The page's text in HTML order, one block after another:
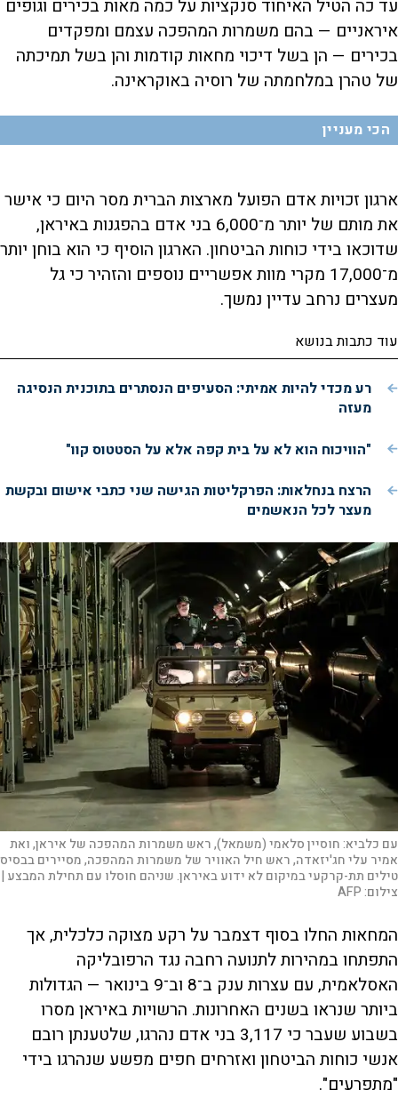
עד כה הטיל האיחוד סנקציות על כמה מאות בכירים וגופים
איראניים — בהם משמרות המהפכה עצמם ומפקדים
בכירים — הן בשל דיכוי מחאות קודמות והן בשל תמיכתה
של טהרן במלחמתה של רוסיה באוקראינה.
הכי מעניין
ארגון זכויות אדם הפועל מארצות הברית מסר היום כי אישר
את מותם של יותר מ־6,000 בני אדם בהפגנות באיראן,
שדוכאו בידי כוחות הביטחון. הארגון הוסיף כי הוא בוחן יותר
מ־17,000 מקרי מוות אפשריים נוספים והזהיר כי גל
מעצרים נרחב עדיין נמשך.
עוד כתבות בנושא
רע מכדי להיות אמיתי: הסעיפים הנסתרים בתוכנית הנסיגה
מעזה
"הוויכוח הוא לא על בית קפה אלא על הסטטוס קוו"
הרצח בנחלאות: הפרקליטות הגישה שני כתבי אישום ובקשת
מעצר לכל הנאשמים
עם כלביא: חוסיין סלאמי (משמאל), ראש משמרות המהפכה של איראן, ואת
אמיר עלי חג'יזאדה, ראש חיל האוויר של משמרות המהפכה, מסיירים בבסיס
טילים תת-קרקעי במיקום לא ידוע באיראן. שניהם חוסלו עם תחילת המבצע |
צילום:AFP
המחאות החלו בסוף דצמבר על רקע מצוקה כלכלית, אך
התפתחו במהירות לתנועה רחבה נגד הרפובליקה
האסלאמית, עם עצרות ענק ב־8 וב־9 בינואר — הגדולות
ביותר שנראו בשנים האחרונות. הרשויות באיראן מסרו
בשבוע שעבר כי 3,117 בני אדם נהרגו, שלטענתן רובם
אנשי כוחות הביטחון ואזרחים חפים מפשע שנהרגו בידי
"מתפרעים".